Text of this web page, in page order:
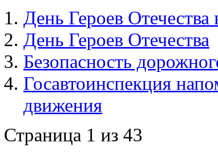
День Героев
День Героев Отечества
Безопасность
Госавтоинспекция
движения
Страница 1 из 43